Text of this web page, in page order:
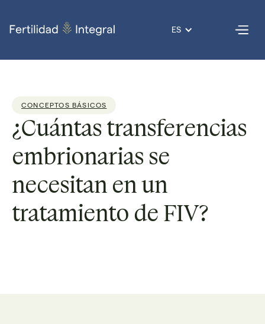
ES
CONCEPTOS BÁSICOS
¿Cuántas transferencias
embrionarias se
necesitan en un
tratamiento de FIV?